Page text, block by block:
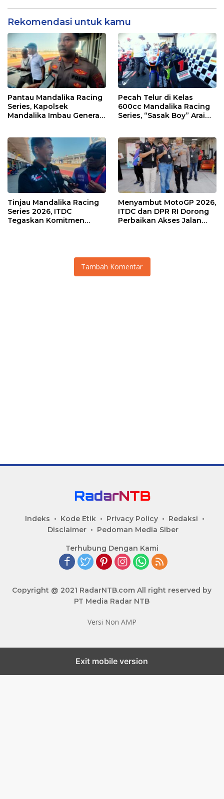
Rekomendasi untuk kamu
Pantau Mandalika Racing
Series, Kapolsek
Mandalika Imbau Generasi
Pecah Telur di Kelas
600cc Mandalika Racing
Series, “Sasak Boy” Arai
Tinjau Mandalika Racing
Series 2026, ITDC
Tegaskan Komitmen
Menyambut MotoGP 2026,
ITDC dan DPR RI Dorong
Perbaikan Akses Jalan
Tambah Komentar
Indeks Kode Etik Privacy Policy
Redaksi
Disclaimer
Pedoman Media Siber
Terhubung Dengan Kami
Copyright @ 2021 RadarNTB.com All right reserved by
PT Media Radar NTB
Versi Non AMP
Exit mobile version